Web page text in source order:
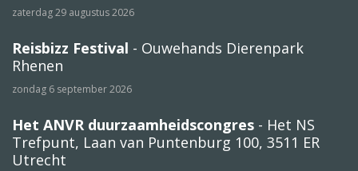
zaterdag 29 augustus 2026
Reisbizz Festival - Ouwehands Dierenpark
Rhenen
zondag 6 september 2026
Het ANVR duurzaamheidscongres - Het NS
Trefpunt, Laan van Puntenburg 100, 3511 ER
Utrecht